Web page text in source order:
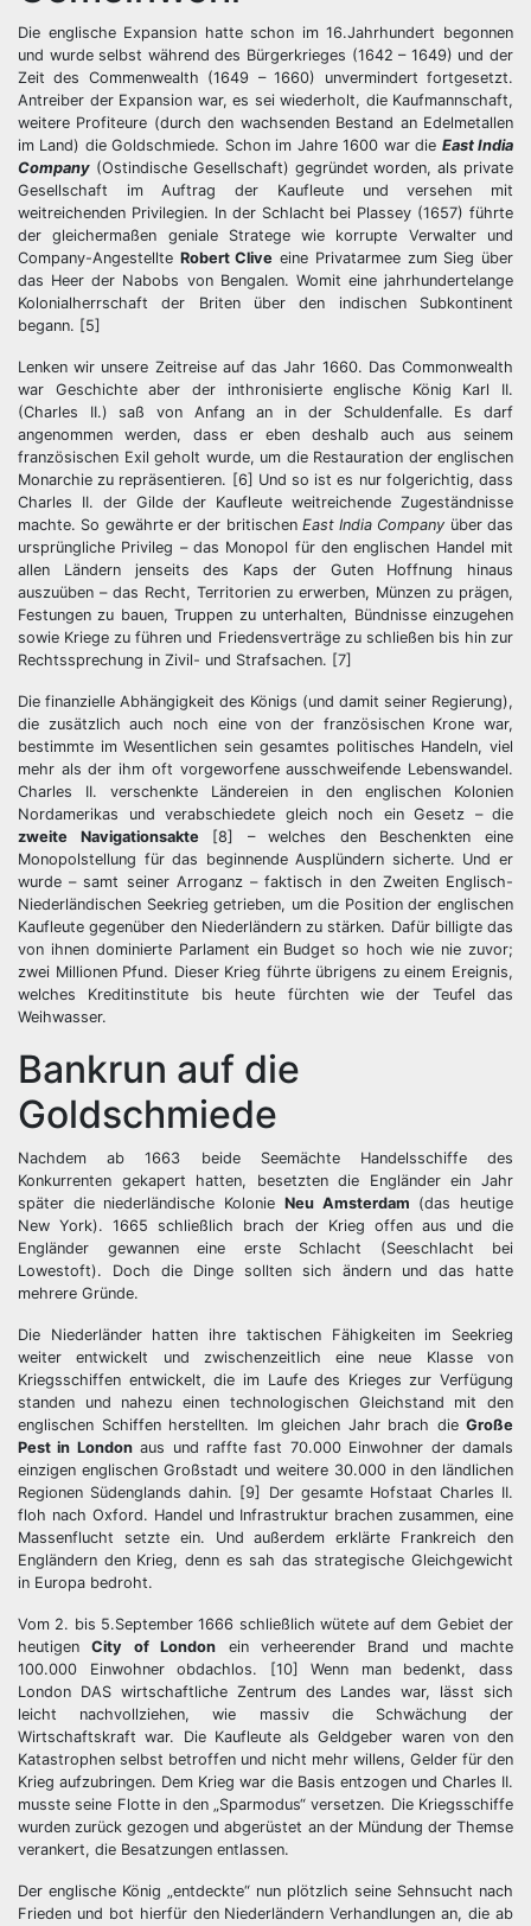
Die englische Expansion hatte schon im 16.Jahrhundert begonnen
und wurde selbst während des Bürgerkrieges (1642 – 1649) und der
Zeit des Commenwealth (1649 – 1660) unvermindert fortgesetzt.
Antreiber der Expansion war, es sei wiederholt, die Kaufmannschaft,
weitere Profiteure (durch den wachsenden Bestand an Edelmetallen
im Land) die Goldschmiede. Schon im Jahre 1600 war die East India
Company (Ostindische Gesellschaft) gegründet worden, als private
Gesellschaft im Auftrag der Kaufleute und versehen mit
weitreichenden Privilegien. In der Schlacht bei Plassey (1657) führte
der gleichermaßen geniale Stratege wie korrupte Verwalter und
Company-Angestellte Robert Clive eine Privatarmee zum Sieg über
das Heer der Nabobs von Bengalen. Womit eine jahrhundertelange
Kolonialherrschaft der Briten über den indischen Subkontinent
begann. [5]
Lenken wir unsere Zeitreise auf das Jahr 1660. Das Commonwealth
war Geschichte aber der inthronisierte englische König Karl II.
(Charles II.) saß von Anfang an in der Schuldenfalle. Es darf
angenommen werden, dass er eben deshalb auch aus seinem
französischen Exil geholt wurde, um die Restauration der englischen
Monarchie zu repräsentieren. [6] Und so ist es nur folgerichtig, dass
Charles II. der Gilde der Kaufleute weitreichende Zugeständnisse
machte. So gewährte er der britischen East India Company über das
ursprüngliche Privileg – das Monopol für den englischen Handel mit
allen Ländern jenseits des Kaps der Guten Hoffnung hinaus
auszuüben – das Recht, Territorien zu erwerben, Münzen zu prägen,
Festungen zu bauen, Truppen zu unterhalten, Bündnisse einzugehen
sowie Kriege zu führen und Friedensverträge zu schließen bis hin zur
Rechtssprechung in Zivil- und Strafsachen. [7]
Die finanzielle Abhängigkeit des Königs (und damit seiner Regierung),
die zusätzlich auch noch eine von der französischen Krone war,
bestimmte im Wesentlichen sein gesamtes politisches Handeln, viel
mehr als der ihm oft vorgeworfene ausschweifende Lebenswandel.
Charles II. verschenkte Ländereien in den englischen Kolonien
Nordamerikas und verabschiedete gleich noch ein Gesetz – die
zweite Navigationsakte[8] – welches den Beschenkten eine
Monopolstellung für das beginnende Ausplündern sicherte. Und er
wurde – samt seiner Arroganz – faktisch in den Zweiten Englisch-
Niederländischen Seekrieg getrieben, um die Position der englischen
Kaufleute gegenüber den Niederländern zu stärken. Dafür billigte das
von ihnen dominierte Parlament ein Budget so hoch wie nie zuvor;
zwei Millionen Pfund. Dieser Krieg führte übrigens zu einem Ereignis,
welches Kreditinstitute bis heute fürchten wie der Teufel das
Weihwasser.
Bankrun auf die
Goldschmiede
Nachdem ab 1663 beide Seemächte Handelsschiffe des
Konkurrenten gekapert hatten, besetzten die Engländer ein Jahr
später die niederländische Kolonie Neu Amsterdam (das heutige
New York). 1665 schließlich brach der Krieg offen aus und die
Engländer gewannen eine erste Schlacht (Seeschlacht bei
Lowestoft). Doch die Dinge sollten sich ändern und das hatte
mehrere Gründe.
Die Niederländer hatten ihre taktischen Fähigkeiten im Seekrieg
weiter entwickelt und zwischenzeitlich eine neue Klasse von
Kriegsschiffen entwickelt, die im Laufe des Krieges zur Verfügung
standen und nahezu einen technologischen Gleichstand mit den
englischen Schiffen herstellten. Im gleichen Jahr brach die Große
Pest in Londonaus und raffte fast 70.000 Einwohner der damals
einzigen englischen Großstadt und weitere 30.000 in den ländlichen
Regionen Südenglands dahin. [9] Der gesamte Hofstaat Charles II.
floh nach Oxford. Handel und Infrastruktur brachen zusammen, eine
Massenflucht setzte ein. Und außerdem erklärte Frankreich den
Engländern den Krieg, denn es sah das strategische Gleichgewicht
in Europa bedroht.
Vom 2. bis 5.September 1666 schließlich wütete auf dem Gebiet der
heutigenCity of London ein verheerender Brand und machte
100.000 Einwohner obdachlos. [10] Wenn man bedenkt, dass
London DAS wirtschaftliche Zentrum des Landes war, lässt sich
leicht nachvollziehen, wie massiv die Schwächung der
Wirtschaftskraft war. Die Kaufleute als Geldgeber waren von den
Katastrophen selbst betroffen und nicht mehr willens, Gelder für den
Krieg aufzubringen. Dem Krieg war die Basis entzogen und Charles II.
musste seine Flotte in den „Sparmodus“ versetzen. Die Kriegsschiffe
wurden zurück gezogen und abgerüstet an der Mündung der Themse
verankert, die Besatzungen entlassen.
Der englische König „entdeckte“ nun plötzlich seine Sehnsucht nach
Frieden und bot hierfür den Niederländern Verhandlungen an, die ab